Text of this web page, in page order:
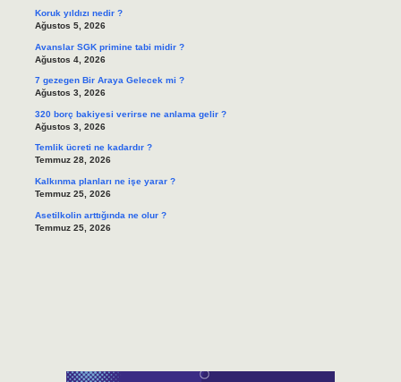
Koruk yıldızı nedir ?
Ağustos 5, 2026
Avanslar SGK primine tabi midir ?
Ağustos 4, 2026
7 gezegen Bir Araya Gelecek mi ?
Ağustos 3, 2026
320 borç bakiyesi verirse ne anlama gelir ?
Ağustos 3, 2026
Temlik ücreti ne kadardır ?
Temmuz 28, 2026
Kalkınma planları ne işe yarar ?
Temmuz 25, 2026
Asetilkolin arttığında ne olur ?
Temmuz 25, 2026